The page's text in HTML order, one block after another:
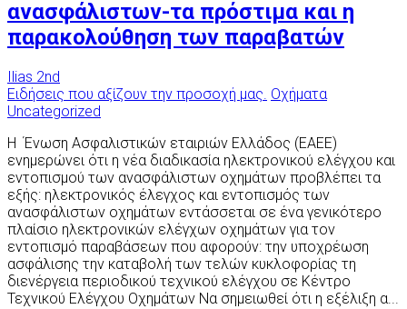
ανασφάλιστων-τα πρόστιμα και η
παρακολούθηση των παραβατών
Ilias 2nd
Ειδήσεις που αξίζουν την προσοχή μας. Οχήματα
Uncategorized
Η Ένωση Ασφαλιστικών εταιριών Ελλάδος (ΕΑΕΕ)
ενημερώνει ότι η νέα διαδικασία ηλεκτρονικού ελέγχου και
εντοπισμού των ανασφάλιστων οχημάτων προβλέπει τα
εξής: ηλεκτρονικός έλεγχος και εντοπισμός των
ανασφάλιστων οχημάτων εντάσσεται σε ένα γενικότερο
πλαίσιο ηλεκτρονικών ελέγχων οχημάτων για τον
εντοπισμό παραβάσεων που αφορούν: την υποχρέωση
ασφάλισης την καταβολή των τελών κυκλοφορίας τη
διενέργεια περιοδικού τεχνικού ελέγχου σε Κέντρο
Τεχνικού Ελέγχου Οχημάτων Να σημειωθεί ότι η εξέλιξη α...